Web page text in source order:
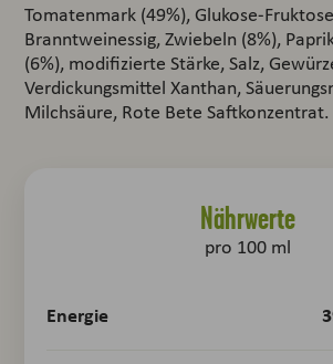
Tomatenmark (49%), Glukose-
Branntweinessig, Zwiebeln (8%),
(6%), modifizierte Stärke, Salz,
Verdickungsmittel Xanthan,
Milchsäure, Rote Bete Saftkonzentrat.
Nährwerte
pro 100 ml
Energie